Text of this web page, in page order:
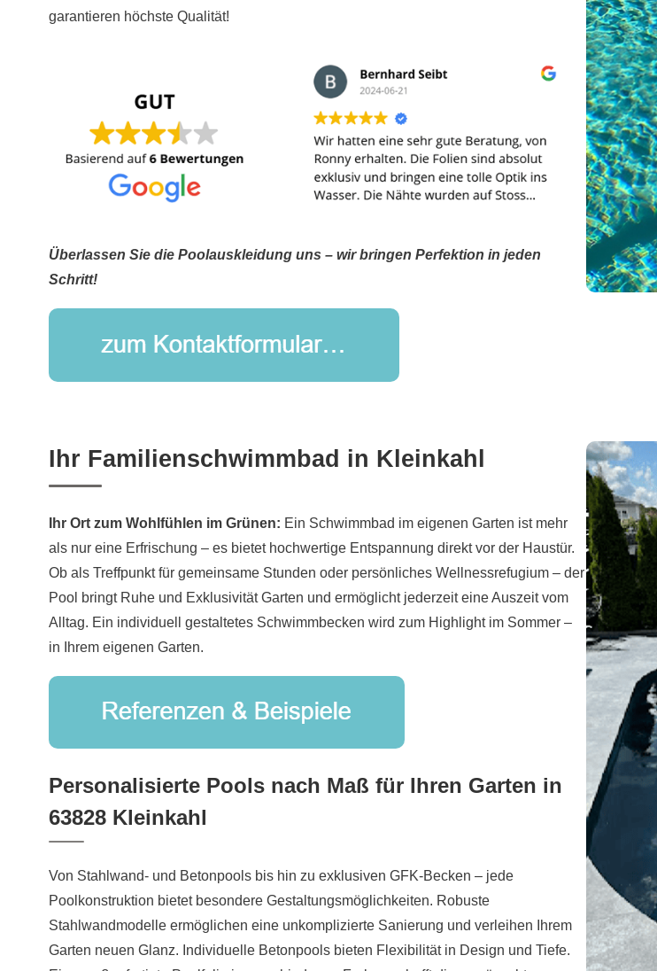
garantieren höchste Qualität!
Überlassen Sie die Poolauskleidung uns – wir bringen Perfektion in jeden
Schritt!
Ihr Familienschwimmbad in Kleinkahl
Ihr Ort zum Wohlfühlen im Grünen: Ein Schwimmbad im eigenen Garten ist mehr
als nur eine Erfrischung – es bietet hochwertige Entspannung direkt vor der Haustür.
Ob als Treffpunkt für gemeinsame Stunden oder persönliches Wellnessrefugium – der
Pool bringt Ruhe und Exklusivität Garten und ermöglicht jederzeit eine Auszeit vom
Alltag. Ein individuell gestaltetes Schwimmbecken wird zum Highlight im Sommer –
in Ihrem eigenen Garten.
Personalisierte Pools nach Maß für Ihren Garten in
63828 Kleinkahl
Von Stahlwand- und Betonpools bis hin zu exklusiven GFK-Becken – jede
Poolkonstruktion bietet besondere Gestaltungsmöglichkeiten. Robuste
Stahlwandmodelle ermöglichen eine unkomplizierte Sanierung und verleihen Ihrem
Garten neuen Glanz. Individuelle Betonpools bieten Flexibilität in Design und Tiefe.